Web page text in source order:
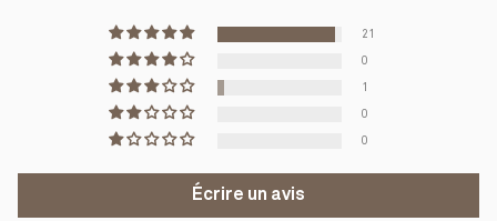
21
0
1
0
0
Écrire un avis